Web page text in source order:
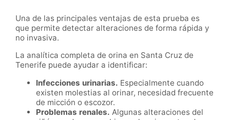
Una de las principales ventajas de esta prueba es
que permite detectar alteraciones de forma rápida y
no invasiva.
La analítica completa de orina en Santa Cruz de
Tenerife puede ayudar a identificar:
Infecciones urinarias. Especialmente cuando
existen molestias al orinar, necesidad frecuente
de micción o escozor.
Problemas renales. Algunas alteraciones del